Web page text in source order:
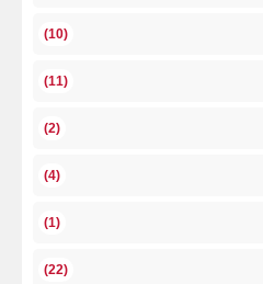
(10)
(11)
(2)
(4)
(1)
(22)